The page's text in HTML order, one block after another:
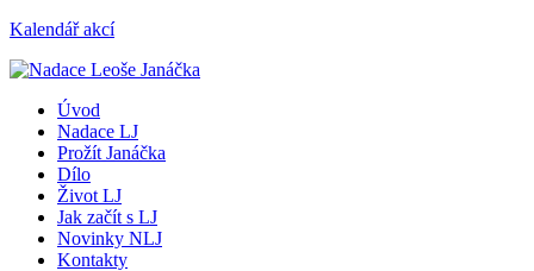
Kalendář akcí
Úvod
Nadace LJ
Prožít Janáčka
Dílo
Život LJ
Jak začít s LJ
Novinky NLJ
Kontakty